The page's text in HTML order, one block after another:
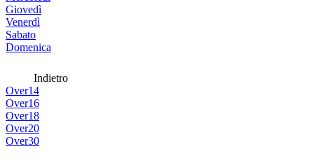
Giovedì
Venerdì
Sabato
Domenica
Indietro
Over14
Over16
Over18
Over20
Over30